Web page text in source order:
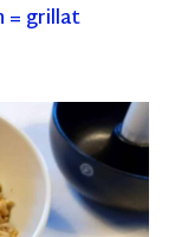
= grillat